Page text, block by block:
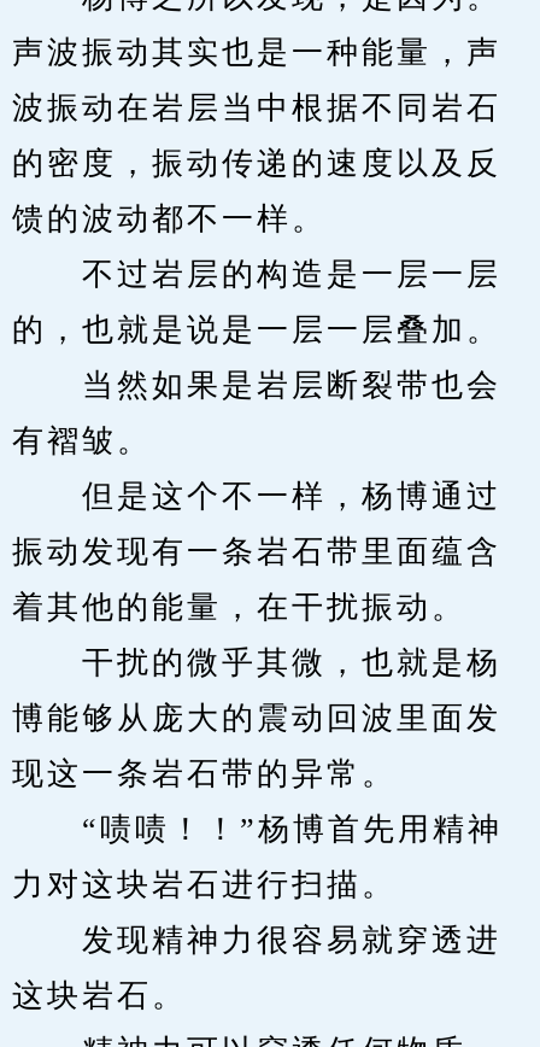
声波振动其实也是一种能量，声
波振动在岩层当中根据不同岩石
的密度，振动传递的速度以及反
馈的波动都不一样。
不过岩层的构造是一层一层
的，也就是说是一层一层叠加。
当然如果是岩层断裂带也会
有褶皱。
但是这个不一样，杨博通过
振动发现有一条岩石带里面蕴含
着其他的能量，在干扰振动。
干扰的微乎其微，也就是杨
博能够从庞大的震动回波里面发
现这一条岩石带的异常。
“啧啧！！”杨博首先用精神
力对这块岩石进行扫描。
发现精神力很容易就穿透进
这块岩石。